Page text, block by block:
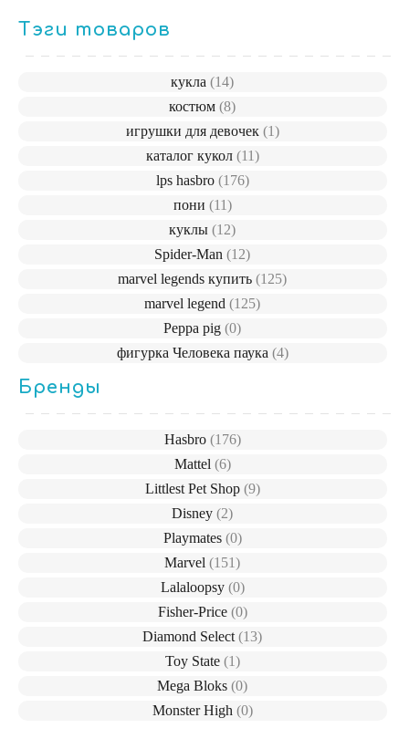
Тэги товаров
кукла(14)
костюм(8)
игрушки для девочек (1)
каталог кукол (11)
lps hasbro (176)
пони (11)
куклы(12)
Spider-Man(12)
marvel legends купить(125)
marvel legend(125)
Peppa pig(0)
фигурка Человека паука (4)
Бренды
Hasbro (176)
Mattel (6)
Littlest Pet Shop (9)
Disney(2)
Playmates (0)
Marvel(151)
Lalaloopsy (0)
Fisher-Price (0)
Diamond Select(13)
Toy State (1)
Mega Bloks(0)
Monster High (0)